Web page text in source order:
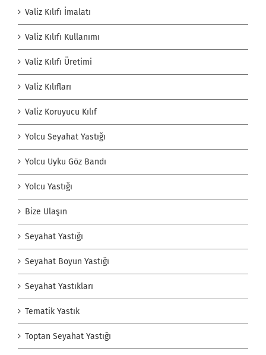
Valiz Kılıfı İmalatı
Valiz Kılıfı Kullanımı
Valiz Kılıfı Üretimi
Valiz Kılıfları
Valiz Koruyucu Kılıf
Yolcu Seyahat Yastığı
Yolcu Uyku Göz Bandı
Yolcu Yastığı
Bize Ulaşın
Seyahat Yastığı
Seyahat Boyun Yastığı
Seyahat Yastıkları
Tematik Yastık
Toptan Seyahat Yastığı